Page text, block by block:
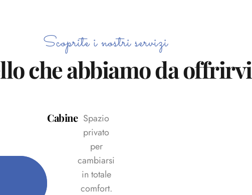
Scoprite i nostri servizi
che abbiamo da offrirvi
Cabine Spazio
privato
per
cambiarsi
in totale
comfort.